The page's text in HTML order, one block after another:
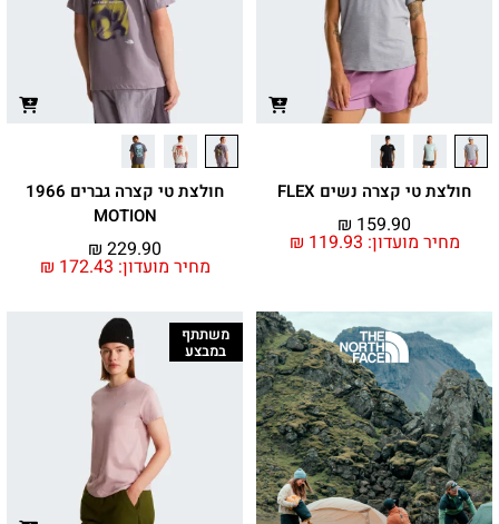
חולצת טי קצרה נשים FLEX
מחיר מועדון: ₪ 119.93
₪ 159.90
חולצת טי קצרה גברים 1966
MOTION
מחיר מועדון: ₪ 172.43
₪ 229.90
משתתף
במבצע